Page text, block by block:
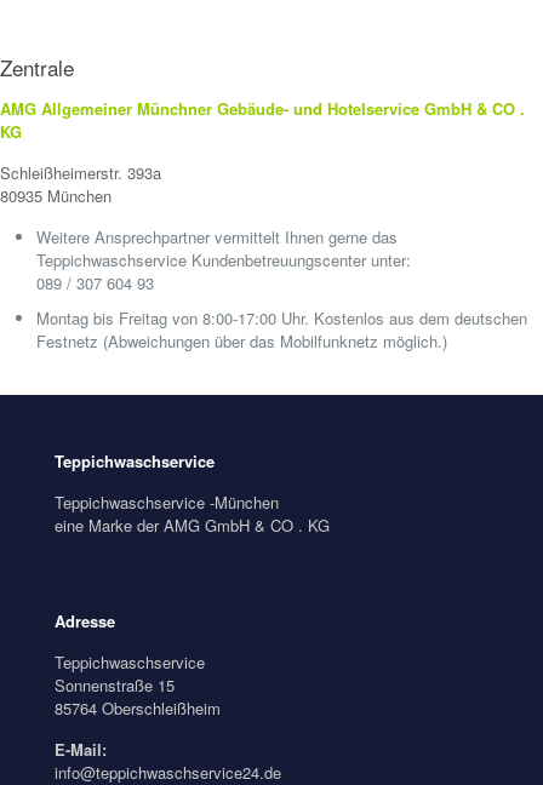
Zentrale
AMG Allgemeiner Münchner Gebäude- und Hotelservice GmbH & CO .
KG
Schleißheimerstr. 393a
80935 München
Weitere Ansprechpartner vermittelt Ihnen gerne das
Teppichwaschservice Kundenbetreuungscenter unter:
089 / 307 604 93
Montag bis Freitag von 8:00-17:00 Uhr. Kostenlos aus dem deutschen
Festnetz (Abweichungen über das Mobilfunknetz möglich.)
Teppichwaschservice
Teppichwaschservice -München
eine Marke der AMG GmbH & CO . KG
Adresse
Teppichwaschservice
Sonnenstraße 15
85764 Oberschleißheim
E-Mail:
info@teppichwaschservice24.de